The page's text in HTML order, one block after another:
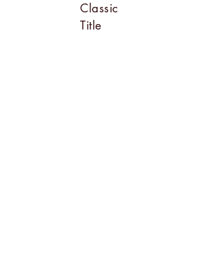
Classic
Title